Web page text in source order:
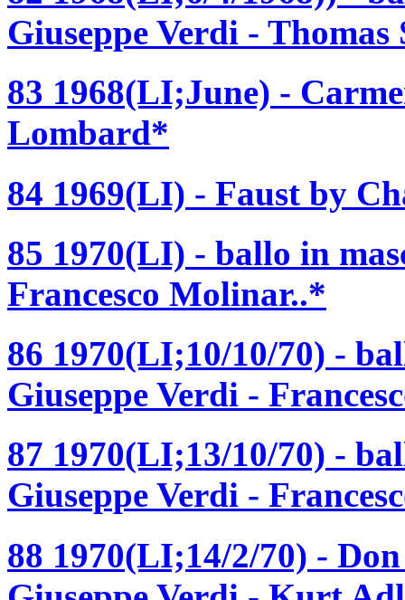
Giuseppe Verdi - Thomas
83 1968(LI;June) -
Lombard*
84 1969(LI) - Faust by
85 1970(LI) - ballo in
Francesco Molinar..*
86 1970(LI;10/10/70) -
Giuseppe Verdi -
87 1970(LI;13/10/70) -
Giuseppe Verdi -
88 1970(LI;14/2/70) -